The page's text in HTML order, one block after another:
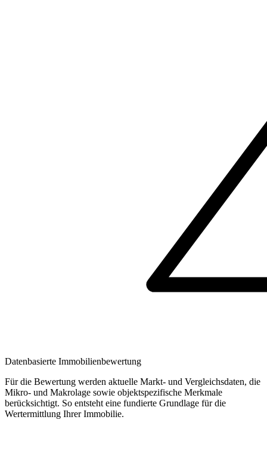
Datenbasierte Immobilienbewertung
Für die Bewertung werden aktuelle Markt- und Vergleichsdaten, die
Mikro- und Makrolage sowie objektspezifische Merkmale
berücksichtigt. So entsteht eine fundierte Grundlage für die
Wertermittlung Ihrer Immobilie.